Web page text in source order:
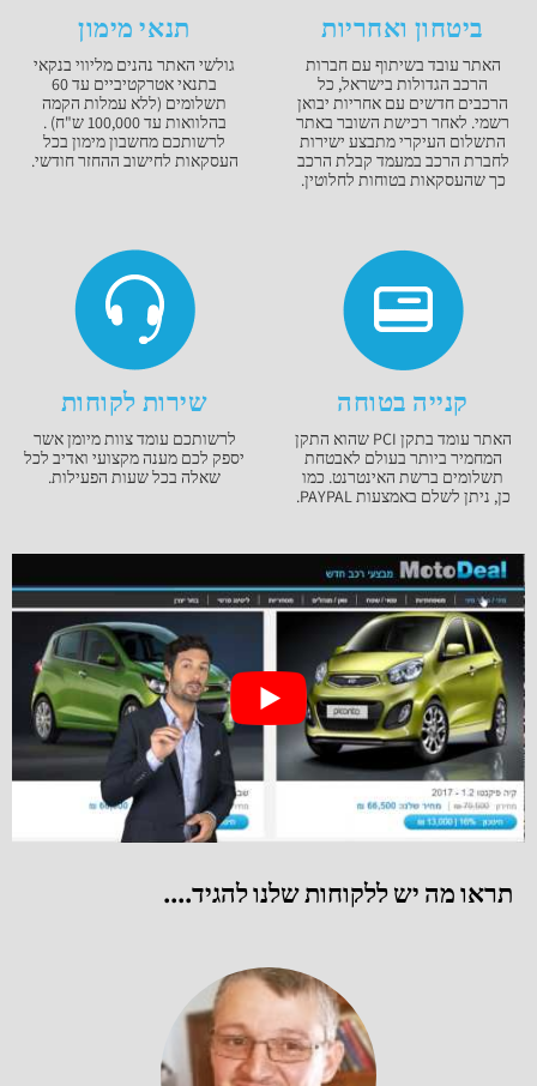
ביטחון ואחריות
האתר עובד בשיתוף עם חברות
הרכב הגדולות בישראל, כל
הרכבים חדשים עם אחריות יבואן
רשמי. לאחר רכישת השובר באתר
התשלום העיקרי מתבצע ישירות
לחברת הרכב במעמד קבלת הרכב
כך שהעסקאות בטוחות לחלוטין.
תנאי מימון
גולשי האתר נהנים מליווי בנקאי
בתנאי אטרקטיביים עד 60
תשלומים (ללא עמלות הקמה
בהלוואות עד 100,000 ש"ח) .
לרשותכם מחשבון מימון בכל
העסקאות לחישוב ההחזר חודשי.
קנייה בטוחה
האתר עומד בתקן PCI שהוא התקן
המחמיר ביותר בעולם לאבטחת
תשלומים ברשת האינטרנט. כמו
כן, ניתן לשלם באמצעות PAYPAL.
שירות לקוחות
לרשותכם עומד צוות מיומן אשר
יספק לכם מענה מקצועי ואדיב לכל
שאלה בכל שעות הפעילות.
תראו מה יש ללקוחות שלנו להגיד....